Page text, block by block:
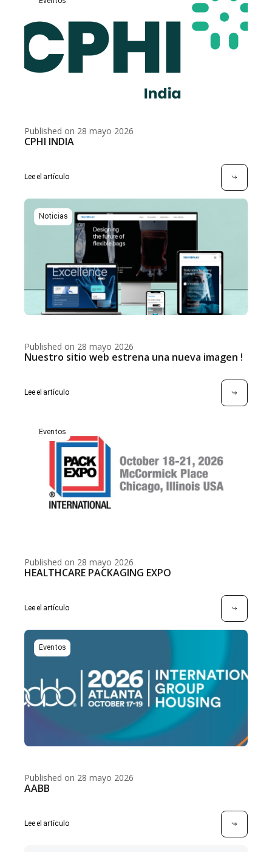
Published on 28 mayo 2026
CPHI INDIA
Lee el artículo
Noticias
Published on 28 mayo 2026
Nuestro sitio web estrena una nueva imagen !
Lee el artículo
Eventos
Published on 28 mayo 2026
HEALTHCARE PACKAGING EXPO
Lee el artículo
Eventos
Published on 28 mayo 2026
AABB
Lee el artículo